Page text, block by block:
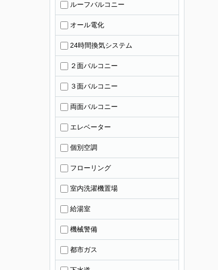
ルーフバルコニー
オール電化
24時間換気システム
２面バルコニー
３面バルコニー
両面バルコニー
エレベーター
個別空調
フローリング
室内洗濯機置場
給湯室
機械警備
都市ガス